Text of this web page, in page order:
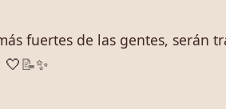
fuertes de las gentes, serán
🤍 📝✨